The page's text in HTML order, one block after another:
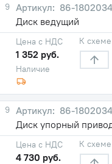
9
86-
Диск ведущий
Наличие
Цена с НДС
1 352 руб.
К схеме
9
86-1802034
Диск упорный
Цена с НДС
4 730 руб.
К схеме